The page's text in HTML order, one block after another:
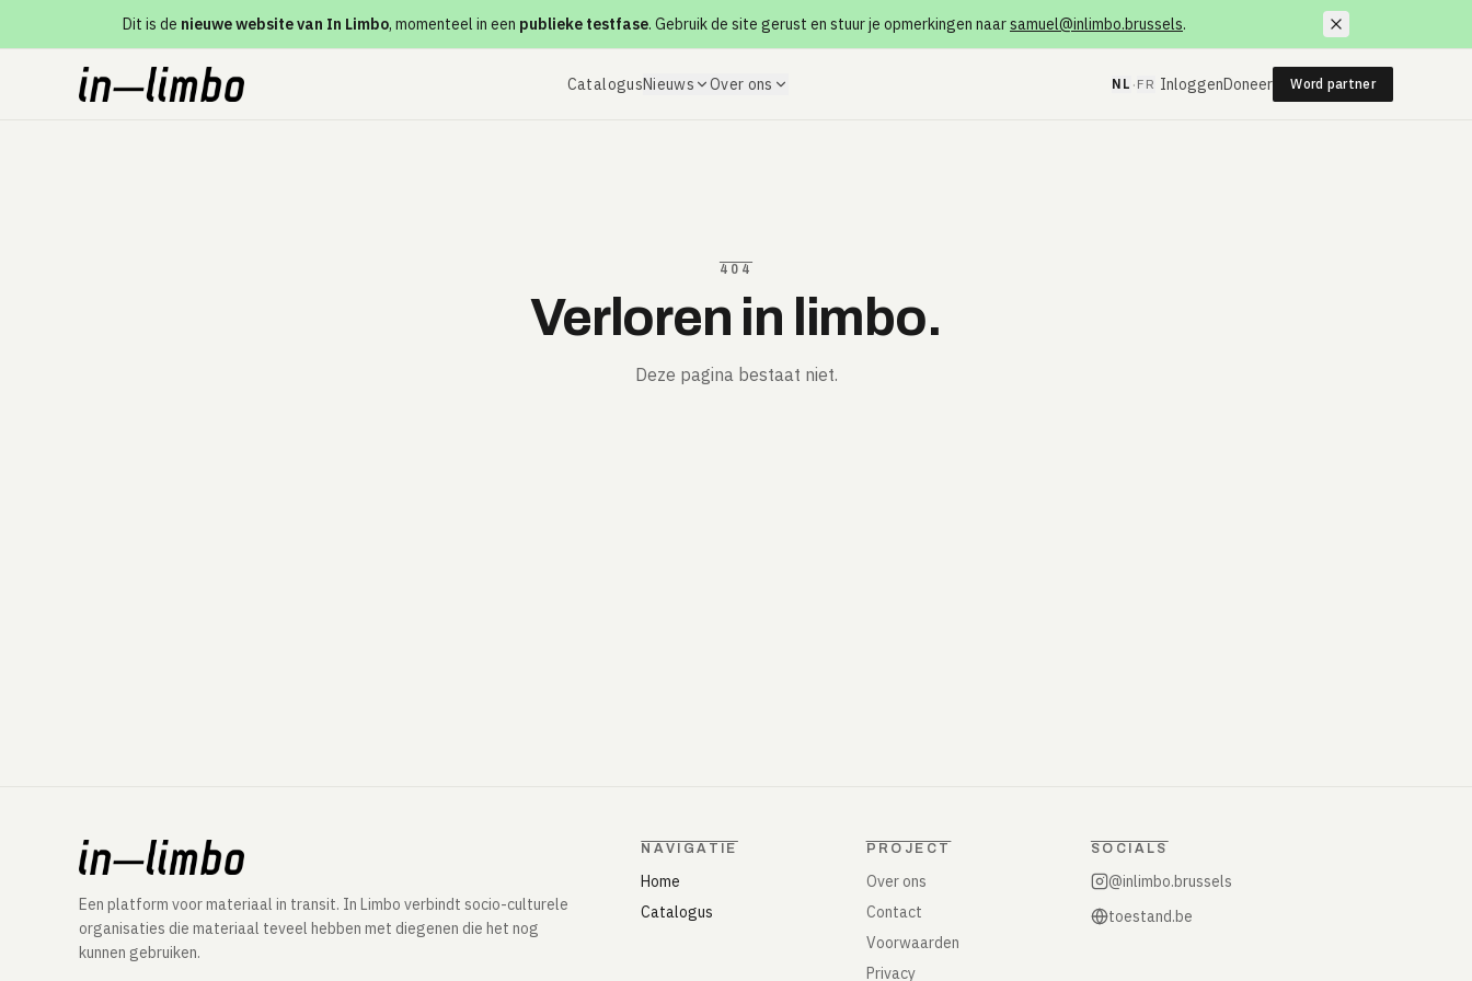
Dit is de nieuwe website van In Limbo, momenteel in een publieke testfase. Gebruik de site gerust en stuur je opmerkingen naarsamuel@inlimbo.brussels.
CatalogusNieuws Over ons NL · FR InloggenDoneer Word partner
404
Verloren in limbo.
Deze pagina bestaat niet.
Een platform voor materiaal in transit. In Limbo verbindt socio-culturele
organisaties die materiaal teveel hebben met diegenen die het nog
kunnen gebruiken.
NAVIGATIE
Home
Catalogus
PROJECT
Over ons
Contact
Voorwaarden
Privacy
SOCIALS
@inlimbo.brussels
toestand.be